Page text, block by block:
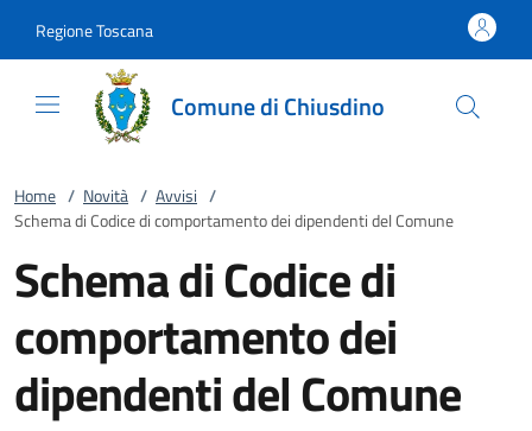
Regione Toscana
Comune di Chiusdino
Home / Novità / Avvisi /
Schema di Codice di comportamento dei dipendenti del Comune
Schema di Codice di
comportamento dei
dipendenti del Comune